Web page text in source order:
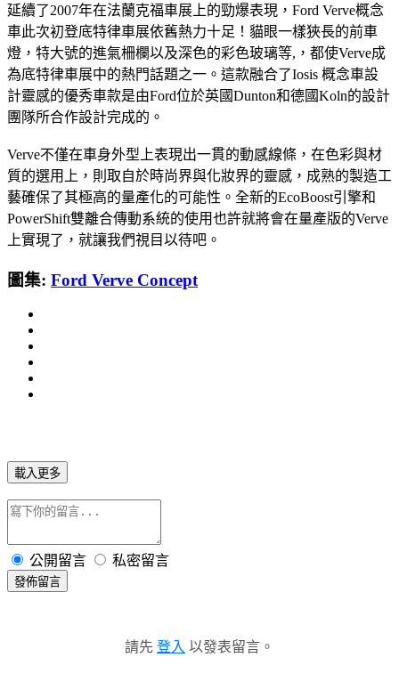
延續了2007年在法蘭克福車展上的勁爆表現，Ford Verve概念
車此次初登底特律車展依舊熱力十足！貓眼一樣狹長的前車
燈，特大號的進氣柵欄以及深色的彩色玻璃等,，都使Verve成
為底特律車展中的熱門話題之一。這款融合了Iosis 概念車設
計靈感的優秀車款是由Ford位於英國Dunton和德國Koln的設計
團隊所合作設計完成的。
Verve不僅在車身外型上表現出一貫的動感線條，在色彩與材
質的選用上，則取自於時尚界與化妝界的靈感，成熟的製造工
藝確保了其極高的量產化的可能性。全新的EcoBoost引擎和
PowerShift雙離合傳動系統的使用也許就將會在量產版的Verve
上實現了，就讓我們視目以待吧。
圖集: Ford Verve Concept
載入更多
公開留言 私密留言
發佈留言
請先 登入 以發表留言。